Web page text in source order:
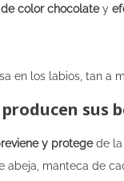
color chocolatey
en los labios, tan a
sus
y protegede la
abeja, manteca de